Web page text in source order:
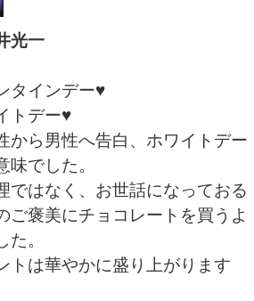
光一
タインデー♥
トデー♥
から男性へ告白、ホワイトデー
味でした。
ではなく、お世話になっておる
ご褒美にチョコレートを買うよ
た。
トは華やかに盛り上がります